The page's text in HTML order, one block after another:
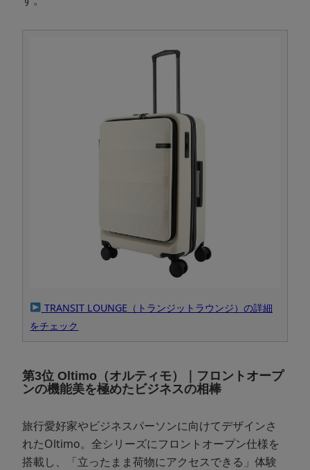
TRANSIT LOUNGE（トランジットラウンジ）の詳細
をチェック
第3位 Oltimo（オルティモ）｜フロントオープ
ンの機能美を極めたビジネスの相棒
旅行愛好家やビジネスパーソンに向けてデザインさ
れたOltimo。全シリーズにフロントオープン仕様を
搭載し、「立ったまま荷物にアクセスできる」体験